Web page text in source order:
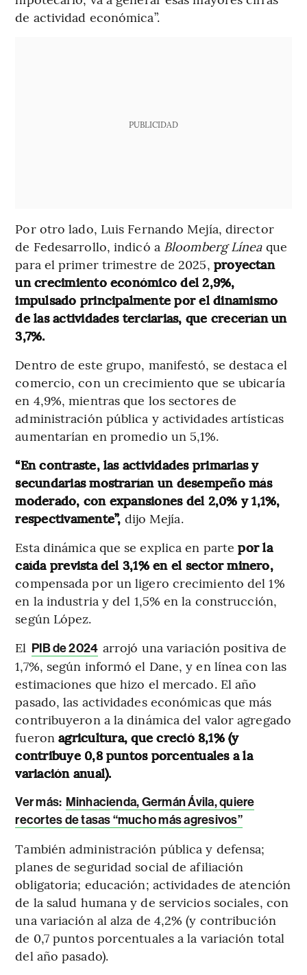
de actividad económica”.
PUBLICIDAD
Por otro lado, Luis Fernando Mejía, director
de Fedesarrollo, indicó a Bloomberg Líneaque
para el primer trimestre de 2025, proyectan
un crecimiento económico del 2,9%,
impulsado principalmente por el dinamismo
de las actividades terciarias, que crecerían un
3,7%.
Dentro de este grupo, manifestó, se destaca el
comercio, con un crecimiento que se ubicaría
en 4,9%, mientras que los sectores de
administración pública y actividades artísticas
aumentarían en promedio un 5,1%.
“En contraste, las actividades primarias y
secundarias mostrarían un desempeño más
moderado, con expansiones del 2,0% y 1,1%,
respectivamente”, dijo Mejía.
Esta dinámica que se explica en parte por la
caída prevista del 3,1% en el sector minero,
compensada por un ligero crecimiento del 1%
en la industria y del 1,5% en la construcción,
según López.
El PIB de 2024 arrojó una variación positiva de
1,7%, según informó el Dane, y en línea con las
estimaciones que hizo el mercado. El año
pasado, las actividades económicas que más
contribuyeron a la dinámica del valor agregado
fueron agricultura, que creció 8,1% (y
contribuye 0,8 puntos porcentuales a la
variación anual).
Ver más: Minhacienda, Germán Ávila, quiere
recortes de tasas “mucho más agresivos”
También administración pública y defensa;
planes de seguridad social de afiliación
obligatoria; educación; actividades de atención
de la salud humana y de servicios sociales, con
una variación al alza de 4,2% (y contribución
de 0,7 puntos porcentuales a la variación total
del año pasado).